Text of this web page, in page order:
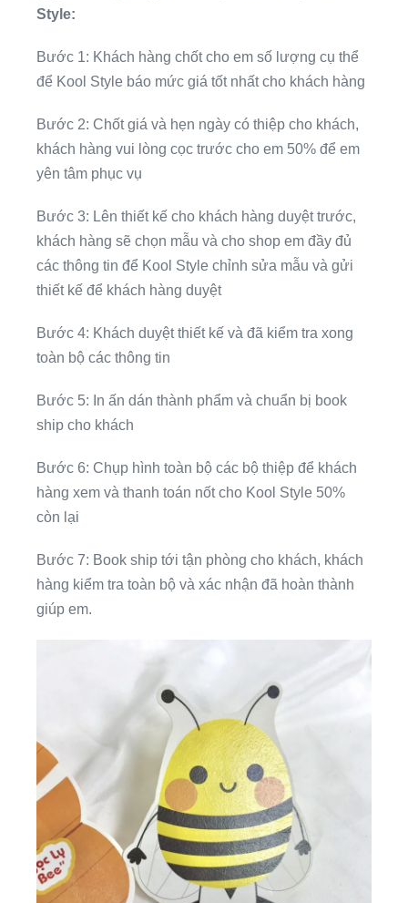
Style:
Bước 1: Khách hàng chốt cho em số lượng cụ thể
để Kool Style báo mức giá tốt nhất cho khách hàng
Bước 2: Chốt giá và hẹn ngày có thiệp cho khách,
khách hàng vui lòng cọc trước cho em 50% để em
yên tâm phục vụ
Bước 3: Lên thiết kế cho khách hàng duyệt trước,
khách hàng sẽ chọn mẫu và cho shop em đầy đủ
các thông tin để Kool Style chỉnh sửa mẫu và gửi
thiết kế để khách hàng duyệt
Bước 4: Khách duyệt thiết kế và đã kiểm tra xong
toàn bộ các thông tin
Bước 5: In ấn dán thành phẩm và chuẩn bị book
ship cho khách
Bước 6: Chụp hình toàn bộ các bộ thiệp để khách
hàng xem và thanh toán nốt cho Kool Style 50%
còn lại
Bước 7: Book ship tới tận phòng cho khách, khách
hàng kiểm tra toàn bộ và xác nhận đã hoàn thành
giúp em.